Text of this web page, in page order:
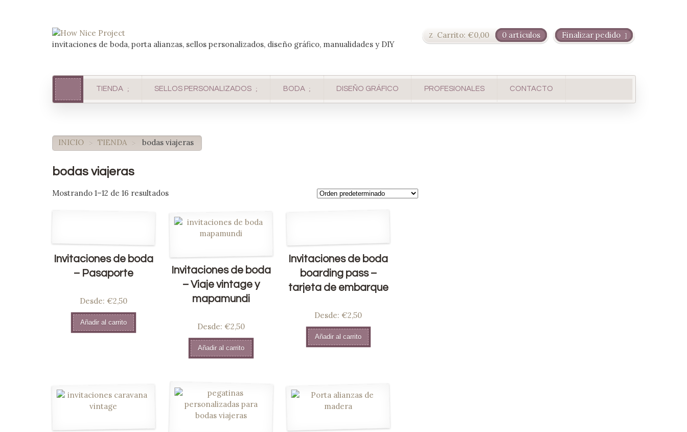
invitaciones de boda, porta alianzas, sellos personalizados, diseño gráfico, manualidades y DIY
Finalizar pedido
Carrito: €0,00 0 artículos
TIENDA SELLOS PERSONALIZADOS BODA DISEÑO GRÁFICO PROFESIONALES CONTACTO
INICIO > TIENDA > bodas viajeras
bodas viajeras
Mostrando 1–12 de 16 resultados
Invitaciones de boda
– Pasaporte
Valorado
en5.00de
5
Desde:€2,50
Añadir al carrito
Invitaciones de boda
– Viaje vintage y
mapamundi
Valorado
en5.00de
5
Desde: €2,50
Añadir al carrito
Invitaciones de boda
boarding pass –
tarjeta de embarque
Valorado
en5.00de
5
Desde:€2,50
Añadir al carrito